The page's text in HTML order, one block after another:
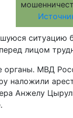
ситуацию
лицом
органы. МВД
наложили
Анжелу